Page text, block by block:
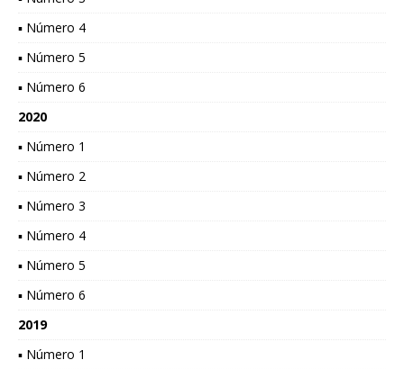
▪ Número 4
▪ Número 5
▪ Número 6
2020
▪ Número 1
▪ Número 2
▪ Número 3
▪ Número 4
▪ Número 5
▪ Número 6
2019
▪ Número 1